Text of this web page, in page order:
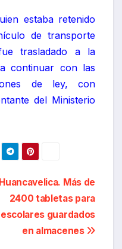
estaba retenido
de transporte
trasladado a la
continuar con las
de ley, con
del Ministerio
Huancavelica. Más de
2400 tabletas para
escolares guardados
en almacenes